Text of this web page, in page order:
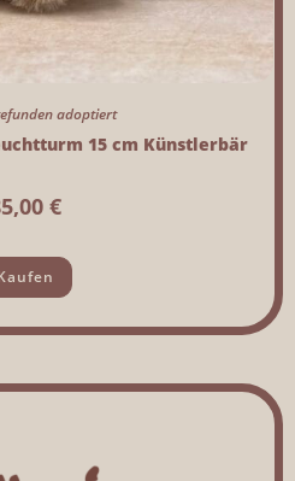
adoptiert
15 cm Künstlerbär
€